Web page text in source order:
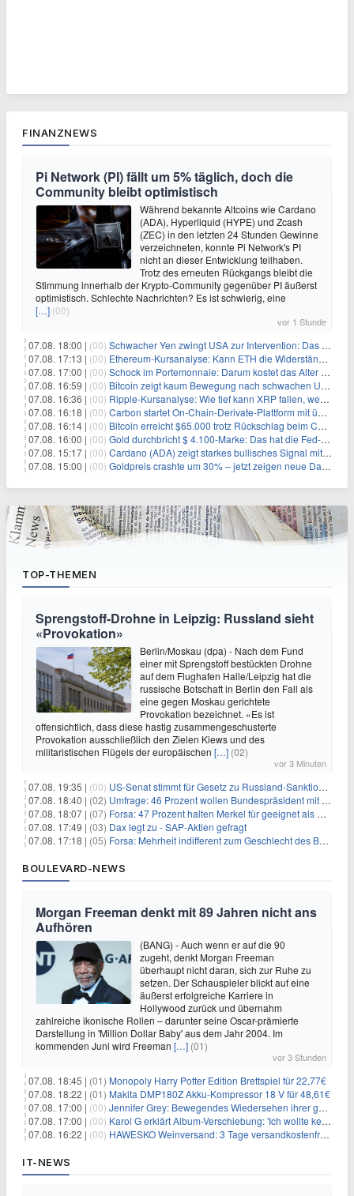
FINANZNEWS
Pi Network (PI) fällt um 5% täglich, doch die
Community bleibt optimistisch
Während bekannte Altcoins wie Cardano
(ADA), Hyperliquid (HYPE) und Zcash
(ZEC) in den letzten 24 Stunden Gewinne
verzeichneten, konnte Pi Network's PI
nicht an dieser Entwicklung teilhaben.
Trotz des erneuten Rückgangs bleibt die
Stimmung innerhalb der Krypto-Community gegenüber PI äußerst
optimistisch. Schlechte Nachrichten? Es ist schwierig, eine
[…] (00)
vor 1 Stunde
07.08. 18:00 | (00) Schwacher Yen zwingt USA zur Intervention: Das größte Risiko seit 15 Jahren
07.08. 17:13 | (00) Ethereum-Kursanalyse: Kann ETH die Widerstände der gleitenden Durchschnitte überwinden?
07.08. 17:00 | (00) Schock im Portemonnaie: Darum kostet das Alter deutlich mehr als Sie denken
07.08. 16:59 | (00) Bitcoin zeigt kaum Bewegung nach schwachen US-Arbeitsmarktdaten, Fed-Zinserhöhungschancen sinken auf 44%
07.08. 16:36 | (00) Ripple-Kursanalyse: Wie tief kann XRP fallen, wenn die $1-Unterstützung am Wochenende verloren geht?
07.08. 16:18 | (00) Carbon startet On-Chain-Derivate-Plattform mit über 950 Märkten in einem Konto
07.08. 16:14 | (00) Bitcoin erreicht $65.000 trotz Rückschlag beim CLARITY Act und fehlendem US-Iran-Abkommen
07.08. 16:00 | (00) Gold durchbricht $ 4.100-Marke: Das hat die Fed-Entscheidung ausgelöst
07.08. 15:17 | (00) Cardano (ADA) zeigt starkes bullisches Signal mit Potenzial für 200% Kursanstieg
07.08. 15:00 | (00) Goldpreis crashte um 30% – jetzt zeigen neue Daten: War es berechtigt?
TOP-THEMEN
Sprengstoff-Drohne in Leipzig: Russland sieht
«Provokation»
Berlin/Moskau (dpa) - Nach dem Fund
einer mit Sprengstoff bestückten Drohne
auf dem Flughafen Halle/Leipzig hat die
russische Botschaft in Berlin den Fall als
eine gegen Moskau gerichtete
Provokation bezeichnet. «Es ist
offensichtlich, dass diese hastig zusammengeschusterte
Provokation ausschließlich den Zielen Kiews und des
militaristischen Flügels der europäischen […] (02)
vor 3 Minuten
07.08. 19:35 | (00) US-Senat stimmt für Gesetz zu Russland-Sanktionen
07.08. 18:40 | (02) Umfrage: 46 Prozent wollen Bundespräsident mit Politik-Erfahrung
07.08. 18:07 | (07) Forsa: 47 Prozent halten Merkel für geeignet als Bundespräsidentin
07.08. 17:49 | (03) Dax legt zu - SAP-Aktien gefragt
07.08. 17:18 | (05) Forsa: Mehrheit indifferent zum Geschlecht des Bundespräsidenten
BOULEVARD-NEWS
Morgan Freeman denkt mit 89 Jahren nicht ans
Aufhören
(BANG) - Auch wenn er auf die 90
zugeht, denkt Morgan Freeman
überhaupt nicht daran, sich zur Ruhe zu
setzen. Der Schauspieler blickt auf eine
äußerst erfolgreiche Karriere in
Hollywood zurück und übernahm
zahlreiche ikonische Rollen – darunter seine Oscar-prämierte
Darstellung in 'Million Dollar Baby' aus dem Jahr 2004. Im
kommenden Juni wird Freeman […] (01)
vor 3 Stunden
07.08. 18:45 | (01) Monopoly Harry Potter Edition Brettspiel für 22,77€
07.08. 18:22 | (01) Makita DMP180Z Akku-Kompressor 18 V für 48,61€
07.08. 17:00 | (00) Jennifer Grey: Bewegendes Wiedersehen ihrer geschiedenen Eltern kurz vor dem Tod ihrer Mutter
07.08. 17:00 | (00) Karol G erklärt Album-Verschiebung: 'Ich wollte keine persönliche Situation ausnutzen'
07.08. 16:22 | (00) HAWESKO Weinversand: 3 Tage versandkostenfrei bestellen (MBW 25€)
IT-NEWS